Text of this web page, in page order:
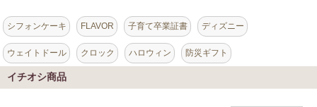
シフォンケーキ FLAVOR 子育て卒業証書 ディズニー
ウェイトドール クロック ハロウィン 防災ギフト
イチオシ商品